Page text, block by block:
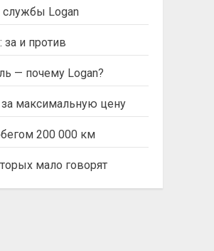
службы Logan
за и против
— почему Logan?
за максимальную цену
200 000 км
мало говорят